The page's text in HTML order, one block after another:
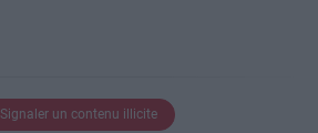
Signaler un contenu illicite